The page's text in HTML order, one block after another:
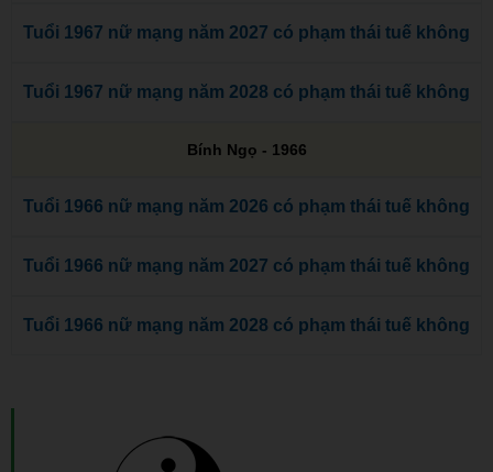
Tuổi 1967 nữ mạng năm 2027 có phạm thái tuế không
Tuổi 1967 nữ mạng năm 2028 có phạm thái tuế không
Bính Ngọ - 1966
Tuổi 1966 nữ mạng năm 2026 có phạm thái tuế không
Tuổi 1966 nữ mạng năm 2027 có phạm thái tuế không
Tuổi 1966 nữ mạng năm 2028 có phạm thái tuế không